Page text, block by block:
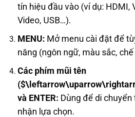
tín hiệu đầu vào (ví dụ: HDMI,
Video, USB…).
MENU: Mở menu cài đặt để
năng (ngôn ngữ, màu sắc,
Các phím mũi tên
(
và ENTER: Dùng để di
nhận lựa chọn.